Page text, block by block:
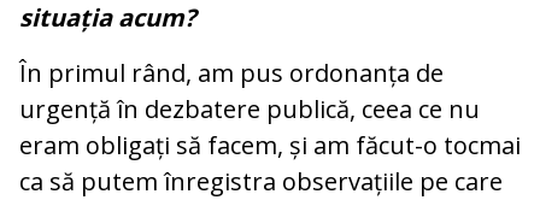
situația acum?
În primul rând, am pus ordonanța de
urgență în dezbatere publică, ceea ce nu
eram obligați să facem, și am făcut-o tocmai
ca să putem înregistra observațiile pe care